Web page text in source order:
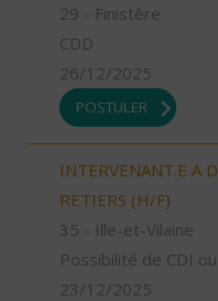
29 - Finistère
CDD
26/12/2025
POSTULER
INTERVENANT.E A
RETIERS (H/F)
35 - Ille-et-Vilaine
Possibilité de CDI
23/12/2025